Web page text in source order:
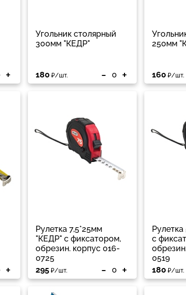
+
Угольник столярный
300мм "КЕДР"
180 ₽/шт. - +
250мм
160 ₽/шт.
+
Рулетка 7,5*25мм
"КЕДР" с фиксатором,
обрезин. корпус 016-
0725
295 ₽/шт. - +
с
0519
180 ₽/шт.